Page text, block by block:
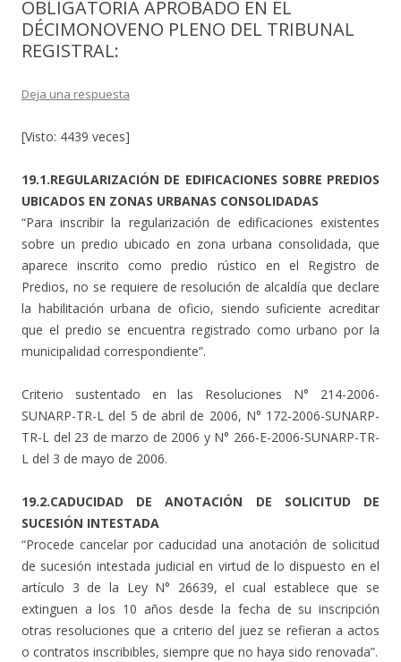
OBLIGATORIA APROBADO EN EL
DÉCIMONOVENO PLENO DEL TRIBUNAL
REGISTRAL:
Deja una respuesta
[Visto: 4439 veces]
19.1.REGULARIZACIÓN DE EDIFICACIONES SOBRE PREDIOS
UBICADOS EN ZONAS URBANAS CONSOLIDADAS
“Para inscribir la regularización de edificaciones existentes
sobre un predio ubicado en zona urbana consolidada, que
aparece inscrito como predio rústico en el Registro de
Predios, no se requiere de resolución de alcaldía que declare
la habilitación urbana de oficio, siendo suficiente acreditar
que el predio se encuentra registrado como urbano por la
municipalidad correspondiente”.
Criterio sustentado en las Resoluciones N° 214-2006-
SUNARP-TR-L del 5 de abril de 2006, N° 172-2006-SUNARP-
TR-L del 23 de marzo de 2006 y N° 266-E-2006-SUNARP-TR-
L del 3 de mayo de 2006.
19.2.CADUCIDAD DE ANOTACIÓN DE SOLICITUD DE
SUCESIÓN INTESTADA
“Procede cancelar por caducidad una anotación de solicitud
de sucesión intestada judicial en virtud de lo dispuesto en el
artículo 3 de la Ley N° 26639, el cual establece que se
extinguen a los 10 años desde la fecha de su inscripción
otras resoluciones que a criterio del juez se refieran a actos
o contratos inscribibles, siempre que no haya sido renovada”.